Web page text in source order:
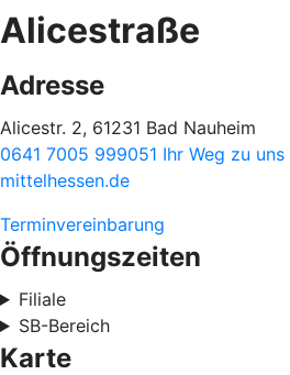
Alicestraße
Adresse
Alicestr. 2, 61231 Bad Nauheim
0641 7005 999051 Ihr Weg zu uns
mittelhessen.de
Terminvereinbarung
Öffnungszeiten
Filiale
SB-Bereich
Karte